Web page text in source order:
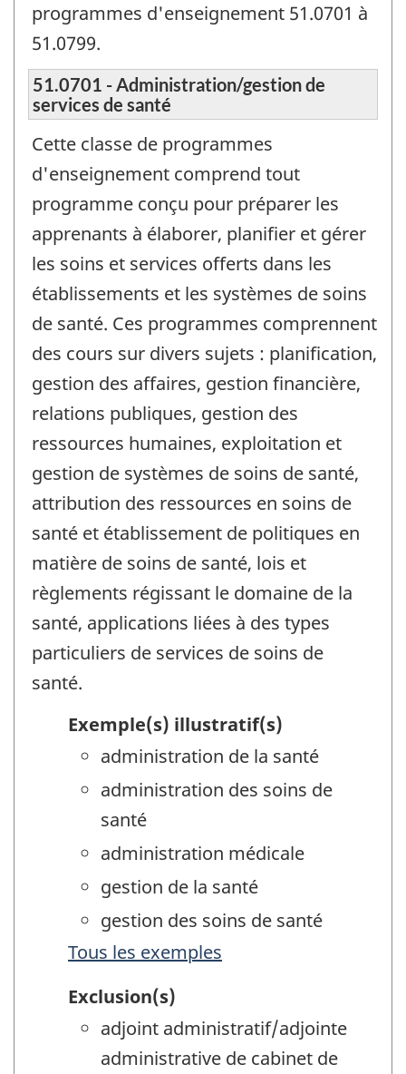
programmes d'enseignement 51.0701 à
51.0799.
51.0701 - Administration/gestion de
services de santé
Cette classe de programmes
d'enseignement comprend tout
programme conçu pour préparer les
apprenants à élaborer, planifier et gérer
les soins et services offerts dans les
établissements et les systèmes de soins
de santé. Ces programmes comprennent
des cours sur divers sujets : planification,
gestion des affaires, gestion financière,
relations publiques, gestion des
ressources humaines, exploitation et
gestion de systèmes de soins de santé,
attribution des ressources en soins de
santé et établissement de politiques en
matière de soins de santé, lois et
règlements régissant le domaine de la
santé, applications liées à des types
particuliers de services de soins de
santé.
Exemple(s) illustratif(s)
administration de la santé
administration des soins de
santé
administration médicale
gestion de la santé
gestion des soins de santé
Tous les exemples
Exclusion(s)
adjoint administratif/adjointe
administrative de cabinet de